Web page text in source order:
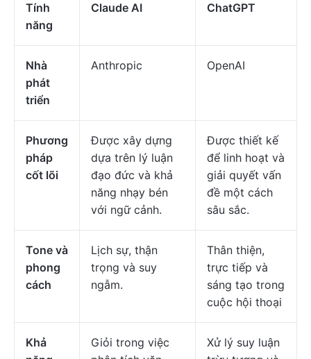
Tính
năng
Claude AI ChatGPT
Nhà
phát
triển
Anthropic OpenAI
Phương
pháp
cốt lõi
Được xây dựng
dựa trên lý luận
đạo đức và khả
năng nhạy bén
với ngữ cảnh.
Được thiết kế
để linh hoạt và
giải quyết vấn
đề một cách
sâu sắc.
Tone và
phong
cách
Lịch sự, thận
trọng và suy
ngẫm.
Thân thiện,
trực tiếp và
sáng tạo trong
cuộc hội thoại
Khả
Giỏi trong việc
Xử lý suy luận